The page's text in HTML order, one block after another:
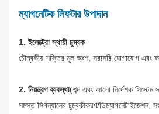
ম্যাগনেটিক লিফটার উপাদান
1. ইলেক্ট্রো স্থায়ী চুম্বক
চৌম্বকীয় শক্তির মূল অংশ, সরাসরি যোগাযোগ এবং
2. নিয়ন্ত্রণ ব্যবস্থা(শব্দ এবং আলো নির্দেশক সিস্টেম
সমস্ত সিগন্যালের চুম্বকীকরণ/ডিম্যাগনেটাইজেশন,